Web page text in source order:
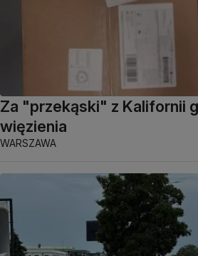
Za "przekąski" z Kalifornii
więzienia
WARSZAWA